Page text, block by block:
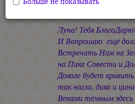
Луна в своём
Луна! Тебя
И Вопрошаю: ещё
Встречать Нам на
на Пике Совести и
Доколе будет кривить
так нагло, дико и
Веками тёмным здесь